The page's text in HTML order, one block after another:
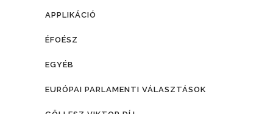
APPLIKÁCIÓ
ÉFOÉSZ
EGYÉB
EURÓPAI PARLAMENTI VÁLASZTÁSOK